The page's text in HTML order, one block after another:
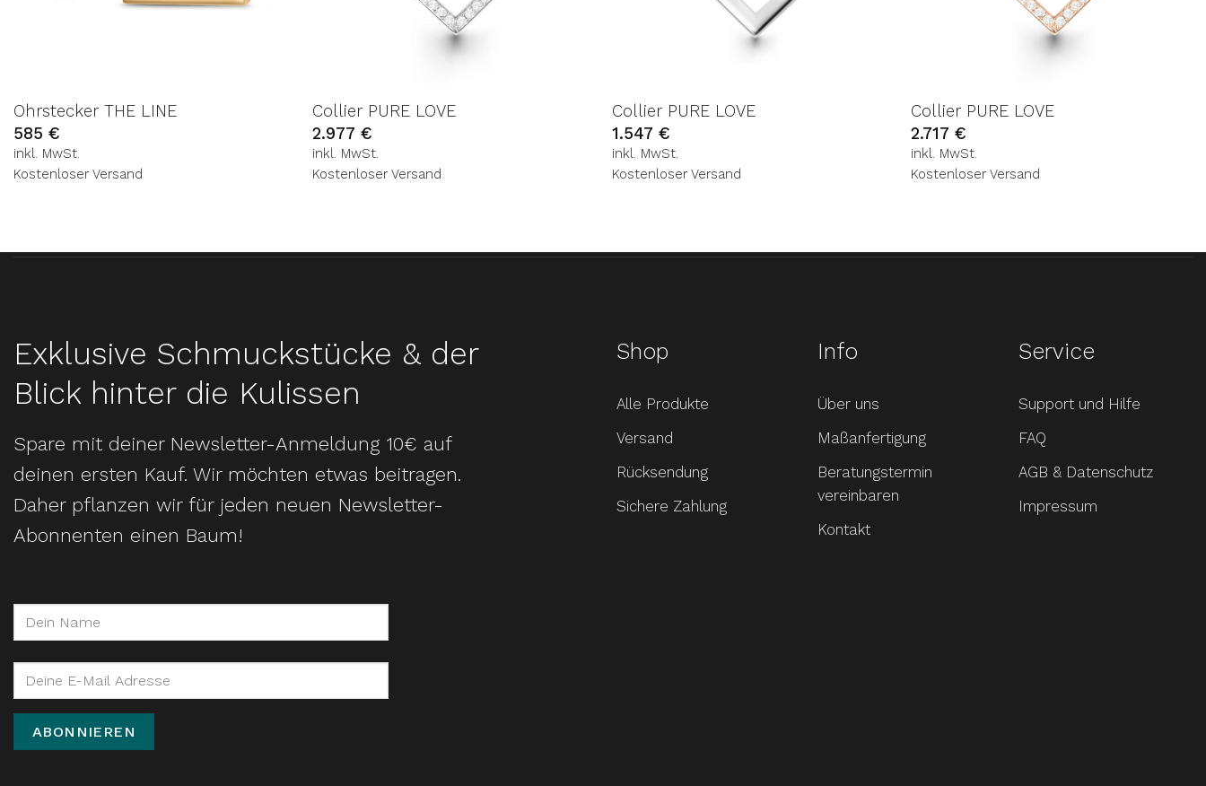
Ohrstecker THE LINE
585 €
inkl. MwSt.
Kostenloser Versand
Collier PURE LOVE
2.977€
inkl. MwSt.
Kostenloser Versand
Collier PURE LOVE
1.547 €
inkl. MwSt.
Kostenloser Versand
Collier PURE LOVE
2.717€
inkl. MwSt.
Kostenloser Versand
Exklusive Schmuckstücke & der
Blick hinter die Kulissen
Spare mit deiner Newsletter-Anmeldung 10€ auf
deinen ersten Kauf. Wir möchten etwas beitragen.
Daher pflanzen wir für jeden neuen Newsletter-
Abonnenten einen Baum!
Shop
Alle Produkte
Versand
Rücksendung
Sichere Zahlung
Info
Über uns
Maßanfertigung
Beratungstermin
vereinbaren
Kontakt
Service
Support und Hilfe
FAQ
AGB & Datenschutz
Impressum